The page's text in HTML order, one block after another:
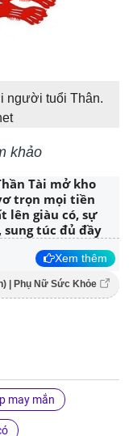
người tuổi Thân.
khảo
Tài mở kho
trọn mọi tiền
lên giàu có, sự
sung túc đủ đầy
Xem thêm
| Phụ Nữ Sức Khỏe
may mắn